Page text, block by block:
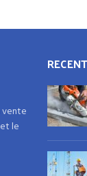
vente
etle